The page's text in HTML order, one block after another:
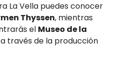
La Vella puedes conocer
Thyssen, mientras
el Museo de la
a través de la producción